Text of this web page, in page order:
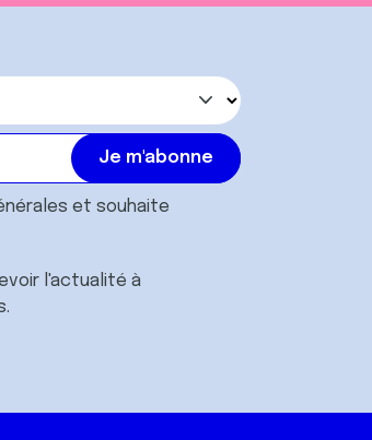
et souhaite
l'actualité à